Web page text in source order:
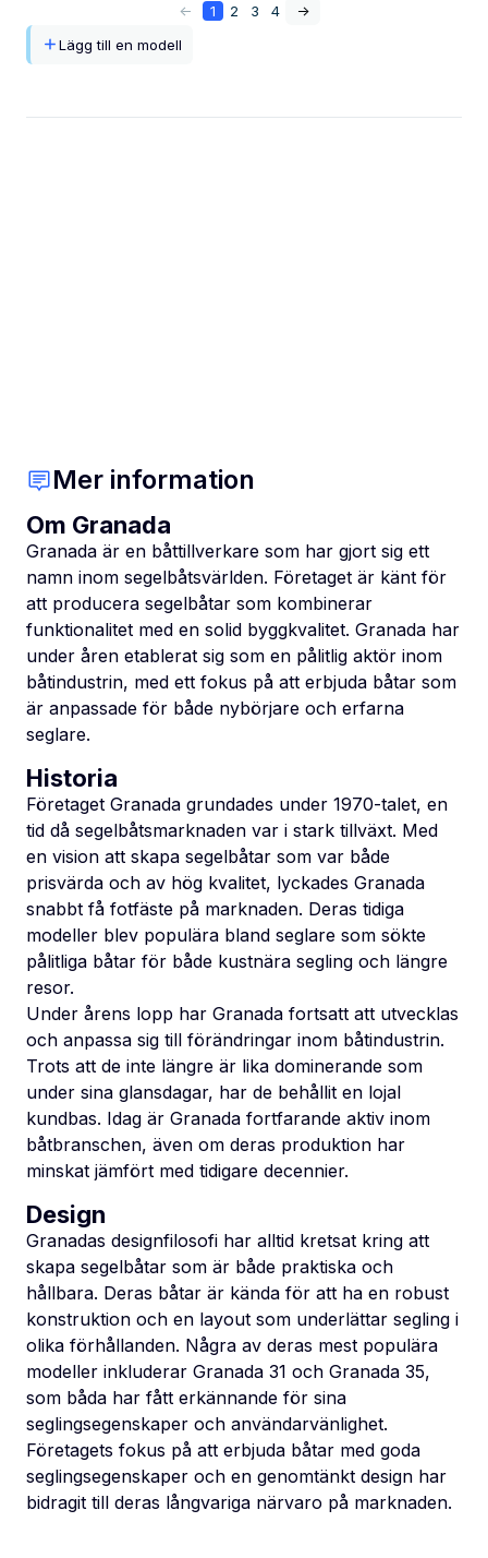
<- 1 2 3 4
->
Lägg till en modell
Mer information
Om Granada
Granada är en båttillverkare som har gjort sig ett
namn inom segelbåtsvärlden. Företaget är känt för
att producera segelbåtar som kombinerar
funktionalitet med en solid byggkvalitet. Granada har
under åren etablerat sig som en pålitlig aktör inom
båtindustrin, med ett fokus på att erbjuda båtar som
är anpassade för både nybörjare och erfarna
seglare.
Historia
Företaget Granada grundades under 1970-talet, en
tid då segelbåtsmarknaden var i stark tillväxt. Med
en vision att skapa segelbåtar som var både
prisvärda och av hög kvalitet, lyckades Granada
snabbt få fotfäste på marknaden. Deras tidiga
modeller blev populära bland seglare som sökte
pålitliga båtar för både kustnära segling och längre
resor.
Under årens lopp har Granada fortsatt att utvecklas
och anpassa sig till förändringar inom båtindustrin.
Trots att de inte längre är lika dominerande som
under sina glansdagar, har de behållit en lojal
kundbas. Idag är Granada fortfarande aktiv inom
båtbranschen, även om deras produktion har
minskat jämfört med tidigare decennier.
Design
Granadas designfilosofi har alltid kretsat kring att
skapa segelbåtar som är både praktiska och
hållbara. Deras båtar är kända för att ha en robust
konstruktion och en layout som underlättar segling i
olika förhållanden. Några av deras mest populära
modeller inkluderar Granada 31 och Granada 35,
som båda har fått erkännande för sina
seglingsegenskaper och användarvänlighet.
Företagets fokus på att erbjuda båtar med goda
seglingsegenskaper och en genomtänkt design har
bidragit till deras långvariga närvaro på marknaden.